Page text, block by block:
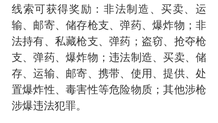
线索可获得奖励：非法制造、买卖、运
输、邮寄、储存枪支、弹药、爆炸物；非
法持有、私藏枪支、弹药；盗窃、抢夺枪
支、弹药、爆炸物；违法制造、买卖、储
存、运输、邮寄、携带、使用、提供、处
置爆炸性、毒害性等危险物质；其他涉枪
涉爆违法犯罪。